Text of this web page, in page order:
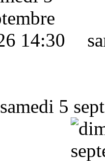
samedi 5